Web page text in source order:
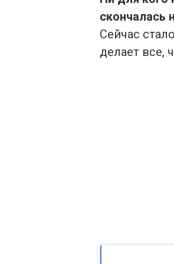
скончалась
Сейчас
делает все,